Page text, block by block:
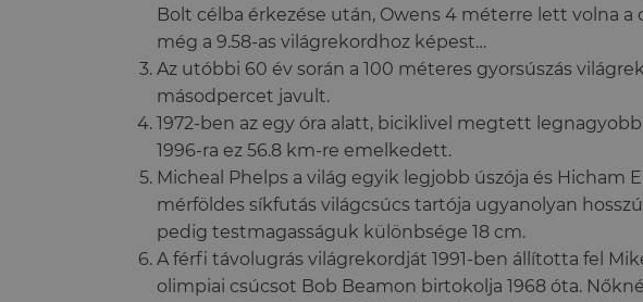
Bolt célba érkezése után, Owens 4 méterre lett volna a
még a 9.58-as világrekordhoz képest…
Az utóbbi 60 év során a 100 méteres gyorsúszás
másodpercet javult.
1972-ben az egy óra alatt, biciklivel megtett
1996-ra ez 56.8 km-re emelkedett.
Micheal Phelps a világ egyik legjobb úszója és Hicham
mérföldes síkfutás világcsúcs tartója ugyanolyan
pedig testmagasságuk különbsége 18 cm.
A férfi távolugrás világrekordját 1991-ben állította fel
olimpiai csúcsot Bob Beamon birtokolja 1968 óta.